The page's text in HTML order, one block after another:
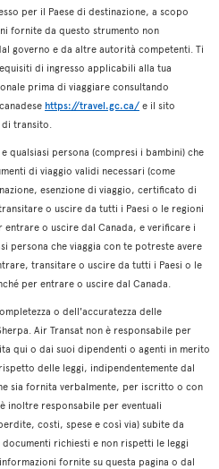
per il Paese di destinazione, a scopo
fornite da questo strumento non
governo e da altre autorità competenti. Ti
di ingresso applicabili alla tua
prima di viaggiare consultando
https://travel.gc.ca/ e il sito
di transito.
qualsiasi persona (compresi i bambini) che
di viaggio validi necessari (come
esenzione di viaggio, certificato di
o uscire da tutti i Paesi o le regioni
o uscire dal Canada, e verificare i
persona che viaggia con te potreste avere
transitare o uscire da tutti i Paesi o le
per entrare o uscire dal Canada.
o dell'accuratezza delle
Air Transat non è responsabile per
qui o dai suoi dipendenti o agenti in merito
delle leggi, indipendentemente dal
sia fornita verbalmente, per iscritto o con
inoltre responsabile per eventuali
costi, spese e così via) subite da
richiesti e non rispetti le leggi
fornite su questa pagina o dal